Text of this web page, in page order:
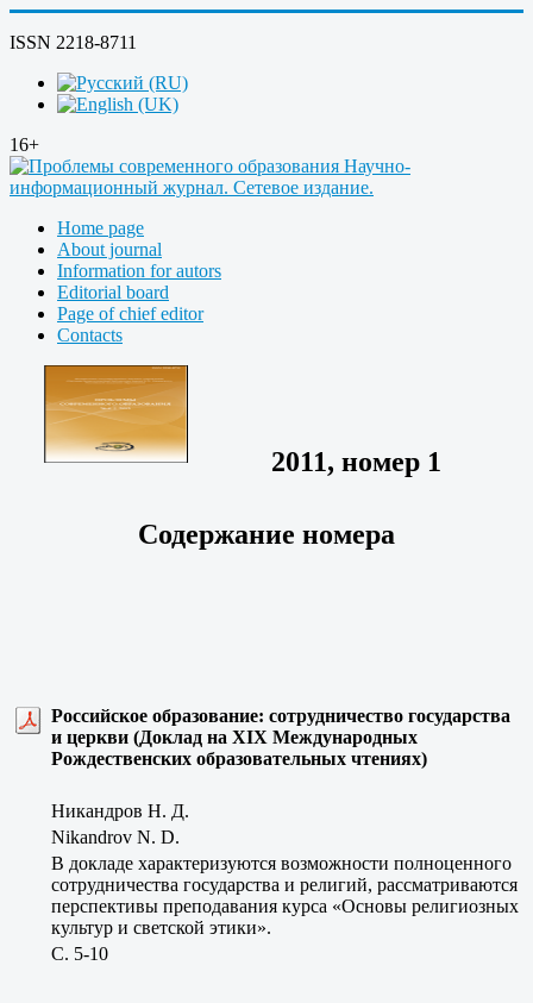
ISSN 2218-8711
16+
Home page
About journal
Information for autors
Editorial board
Page of chief editor
Contacts
2011, номер 1
Содержание номера
Российское образование: сотрудничество государства
и церкви (Доклад на ХIХ Международных
Рождественских образовательных чтениях)
Никандров Н. Д.
Nikandrov N. D.
В докладе характеризуются возможности полноценного
сотрудничества государства и религий, рассматриваются
перспективы преподавания курса «Основы религиозных
культур и светской этики».
C. 5-10